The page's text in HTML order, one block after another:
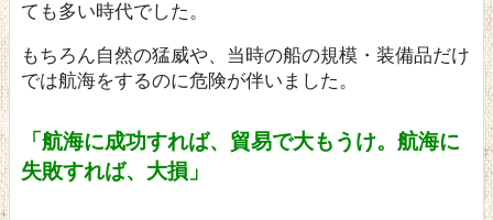
ても多い時代でした。
もちろん自然の猛威や、当時の船の規模・装備品だけ
では航海をするのに危険が伴いました。
「航海に成功すれば、貿易で大もうけ。航海に
失敗すれば、大損」